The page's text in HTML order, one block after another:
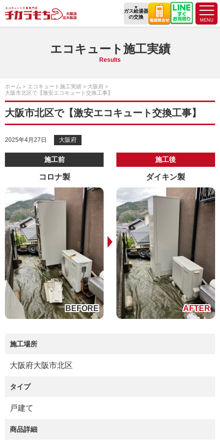
ガス給湯器
の交換
エコキュート施工実績
Results
ホーム エコキュート施工実績
大阪府
大阪市北区で【激安エコキュート交換工事】
大阪市北区で【激安エコキュート交換工事】
2025年4月27日 大阪府
施工前
コロナ製
施工後
ダイキン製
施工場所
大阪府大阪市北区
タイプ
戸建て
商品詳細